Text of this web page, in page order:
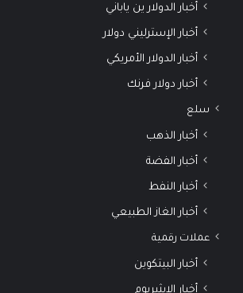
أخبار الدولار ين ياباني
أخبار الإسترليني دولار
أخبار الدولار الأمريكي
أخبار دولار فرنك
سلع
أخبار الذهب
أخبار الفضة
أخبار النفط
أخبار الغاز الطبيعي
عملات رقمية
أخبار البيتكوين
أخبار الإيثيريوم